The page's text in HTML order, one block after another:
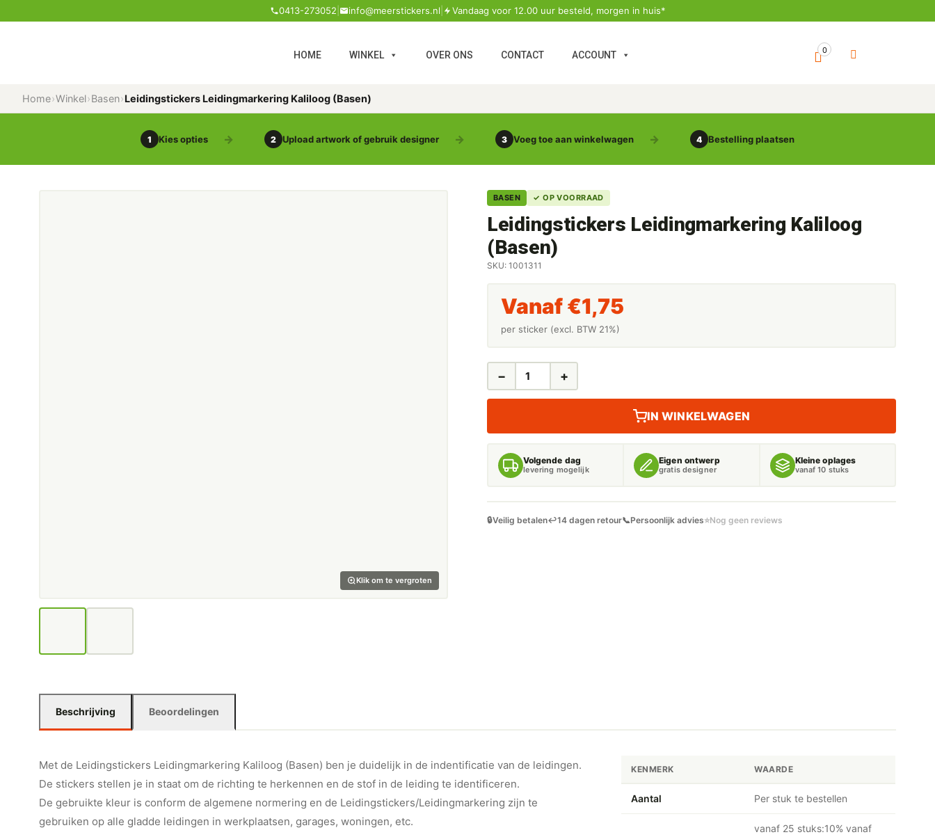
0413-273052 info@meerstickers.nl Vandaag voor 12.00 uur besteld, morgen in huis*
HOME WINKEL OVER ONS CONTACT ACCOUNT 0
Home›Winkel›Basen›Leidingstickers Leidingmarkering Kaliloog (Basen)
1 Kies opties 2 Upload artwork of gebruik designer 3 Voeg toe aan winkelwagen 4 Bestelling plaatsen
Klik om te vergroten
BASEN ✓ OP VOORRAAD
Leidingstickers Leidingmarkering Kaliloog
(Basen)
SKU: 1001311
Vanaf €1,75
per sticker (excl. BTW 21%)
LEIDINGSTICKERS
− +
IN WINKELWAGEN
Volgende dag
levering mogelijk
Eigen ontwerp
gratis designer
Kleine oplages
vanaf 10 stuks
🔒Veilig betalen↩️14 dagen retour📞Persoonlijk advies⭐Nog geen reviews
Beschrijving Beoordelingen
Met de Leidingstickers Leidingmarkering Kaliloog (Basen) ben je duidelijk in de indentificatie van de leidingen.
De stickers stellen je in staat om de richting te herkennen en de stof in de leiding te identificeren.
De gebruikte kleur is conform de algemene normering en de Leidingstickers/Leidingmarkering zijn te
gebruiken op alle gladde leidingen in werkplaatsen, garages, woningen, etc.
KENMERK WAARDE
Aantal Per stuk te bestellen
vanaf 25 stuks:10% vanaf